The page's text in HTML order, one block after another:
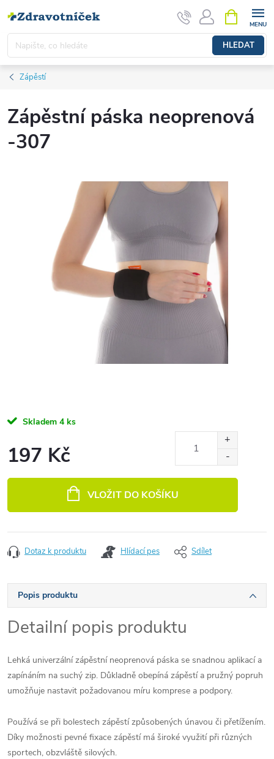
HLEDAT
Zápěstí
Zápěstní páska neoprenová
-307
Skladem 4 ks
197 Kč
VLOŽIT DO KOŠÍKU
Dotaz k produktu Hlídací pes Sdílet
Popis produktu
Detailní popis produktu
Lehká univerzální zápěstní neoprenová páska se snadnou aplikací a
zapínáním na suchý zip. Důkladně obepíná zápěstí a pružný popruh
umožňuje nastavit požadovanou míru komprese a podpory.
Používá se při bolestech zápěstí způsobených únavou či přetížením.
Díky možnosti pevné fixace zápěstí má široké využití při různých
sportech, obzvláště silových.